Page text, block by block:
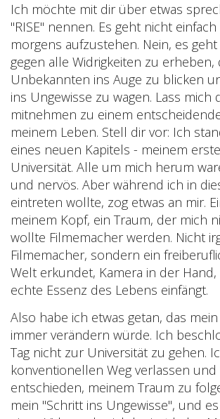
Ich möchte mit dir über etwas
"RISE" nennen. Es geht nicht
morgens aufzustehen. Nein, es
gegen alle Widrigkeiten zu erheben,
Unbekannten ins Auge zu blicken
ins Ungewisse zu wagen. Lass mich
mitnehmen zu einem
meinem Leben. Stell dir vor: Ich
eines neuen Kapitels - meinem
Universität. Alle um mich herum
und nervös. Aber während ich in
eintreten wollte, zog etwas an mir.
meinem Kopf, ein Traum, der mich
wollte Filmemacher werden. Nicht
Filmemacher, sondern ein
Welt erkundet, Kamera in der
echte Essenz des Lebens einfängt.
Also habe ich etwas getan, das
immer verändern würde. Ich
Tag nicht zur Universität zu gehen.
konventionellen Weg verlassen
entschieden, meinem Traum zu
mein "Schritt ins Ungewisse", und